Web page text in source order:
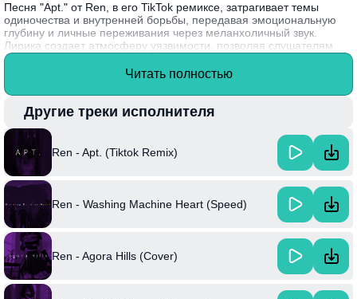
Песня "Apt." от Ren, в его TikTok ремиксе, затрагивает темы
одиночества и внутренней борьбы, передавая эмоциональную
глубину и личные переживания через меланхоличный звук.
Лирика создает атмосферу уязвимости, позволяя слушателям
увидеть борьбу с ожиданиями и реальностью, обостряя
ощущение обособленности. Музыка Рена резонирует с молодым
мире.
Интересный факт: Ren начал создавать музыку в подростковом
возрасте и привлек внимание публики благодаря своей
уникальной комбинации акустической и электронной мелодии.
Читать полностью
Другие треки исполнителя
Ren - Apt. (Tiktok Remix)
Ren - Washing Machine Heart (Speed)
Ren - Agora Hills (Cover)